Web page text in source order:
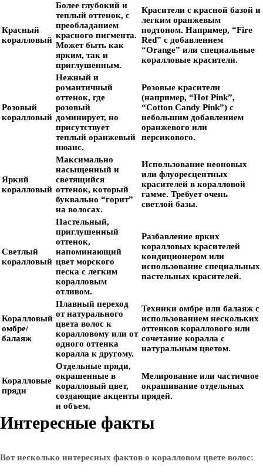
Красный
коралловый
Более глубокий и
теплый оттенок, с
преобладанием
красного пигмента.
Может быть как
ярким, так и
приглушенным.
Красители с красной базой и
легким оранжевым
подтоном. Например, “Fire
Red” с добавлением
“Orange” или специальные
коралловые красители.
Розовый
коралловый
Нежный и
романтичный
оттенок, где
розовый
доминирует, но
присутствует
теплый оранжевый
нюанс.
Розовые красители
(например, “Hot Pink”,
“Cotton Candy Pink”) с
небольшим добавлением
оранжевого или
персикового.
Яркий
коралловый
Максимально
насыщенный и
светящийся
оттенок, который
буквально “горит”
на волосах.
Использование неоновых
или флуоресцентных
красителей в коралловой
гамме. Требует очень
светлой базы.
Светлый
коралловый
Пастельный,
приглушенный
оттенок,
напоминающий
цвет морского
песка с легким
коралловым
отливом.
Разбавление ярких
коралловых красителей
кондиционером или
использование специальных
пастельных красителей.
Коралловый
омбре/
балаяж
Плавный переход
от натурального
цвета волос к
коралловому или от
одного оттенка
коралла к другому.
Техники омбре или балаяж с
использованием нескольких
оттенков кораллового или
сочетание коралла с
натуральным цветом.
Коралловые
пряди
Отдельные пряди,
окрашенные в
коралловый цвет,
создающие акценты
и объем.
Мелирование или частичное
окрашивание отдельных
прядей.
Интересные факты
Вот несколько интересных фактов о коралловом цвете волос: